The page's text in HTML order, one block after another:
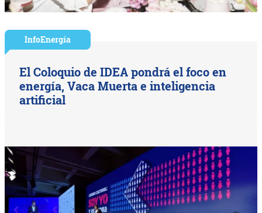
InfoEnergía
El Coloquio de IDEA pondrá el foco en
energía, Vaca Muerta e inteligencia
artificial